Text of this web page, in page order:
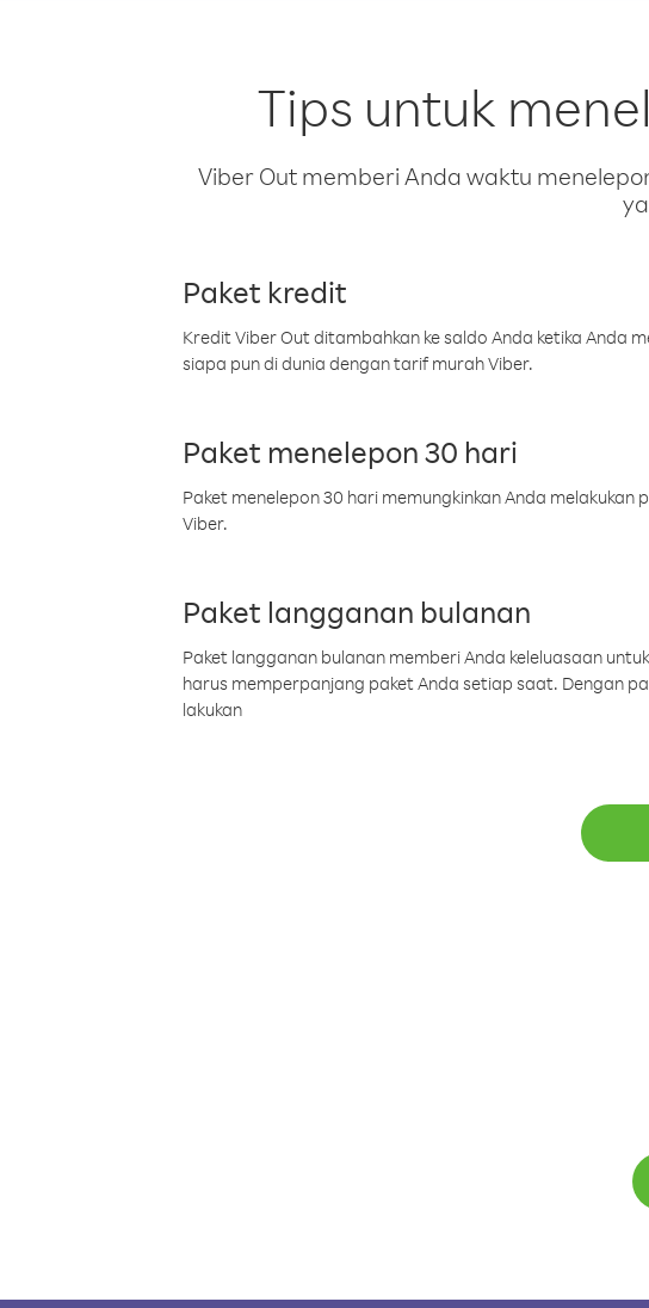
Tips untuk
Viber Out memberi Anda waktu
Paket kredit
Kredit Viber Out ditambahkan ke saldo Anda ketika Anda
siapa pun di dunia dengan tarif murah Viber.
Paket menelepon 30 hari
Paket menelepon 30 hari memungkinkan Anda
Viber.
Paket langganan bulanan
Paket langganan bulanan memberi Anda keleluasaan
harus memperpanjang paket Anda setiap saat. Dengan
lakukan